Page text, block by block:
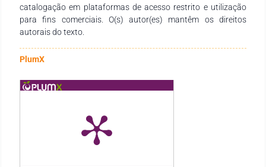
catalogação em plataformas de acesso restrito e utilização
para fins comerciais. O(s) autor(es) mantêm os direitos
autorais do texto.
PlumX